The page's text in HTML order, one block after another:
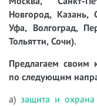
Новгород, Казань,
Уфа, Волгоград,
Тольятти, Сочи).
Предлагаем своим
по следующим
а) защита и охрана